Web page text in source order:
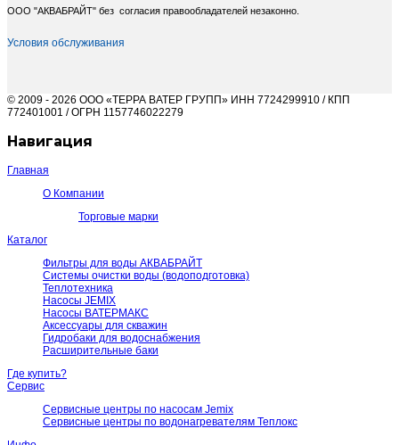
ООО "АКВАБРАЙТ" без согласия правообладателей незаконно.
Условия обслуживания
© 2009 - 2026 ООО «ТЕРРА ВАТЕР ГРУПП» ИНН 7724299910 / КПП
772401001 / ОГРН 1157746022279
Навигация
Главная
О Компании
Торговые марки
Каталог
Фильтры для воды АКВАБРАЙТ
Системы очистки воды (водоподготовка)
Теплотехника
Насосы JEMIX
Насосы ВАТЕРМАКС
Аксессуары для скважин
Гидробаки для водоснабжения
Расширительные баки
Где купить?
Сервис
Сервисные центры по насосам Jemix
Сервисные центры по водонагревателям Теплокс